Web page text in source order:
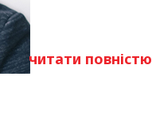
читати повністю